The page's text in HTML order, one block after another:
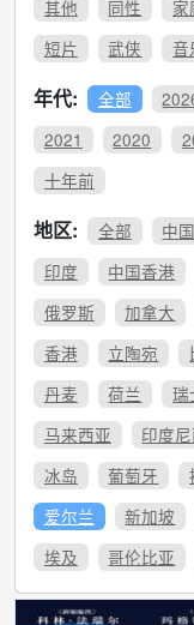
其他
同性 家
短片
武侠 音
年代: 全部
2021
2020
十年前
地区: 全部 中国
印度
中国香港
俄罗斯
加拿大
香港
立陶宛
丹麦
荷兰 瑞
马来西亚
印度
冰岛
葡萄牙
爱尔兰
新加坡
埃及
哥伦比亚